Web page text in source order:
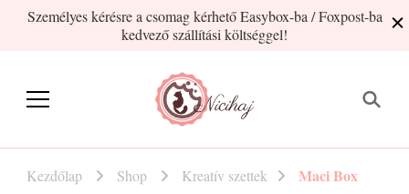
Személyes kérésre a csomag kérhető Easybox-ba / Foxpost-ba
kedvező szállítási költséggel!
Nicihaj
Kezdőlap Shop Kreatív szettek Maci Box